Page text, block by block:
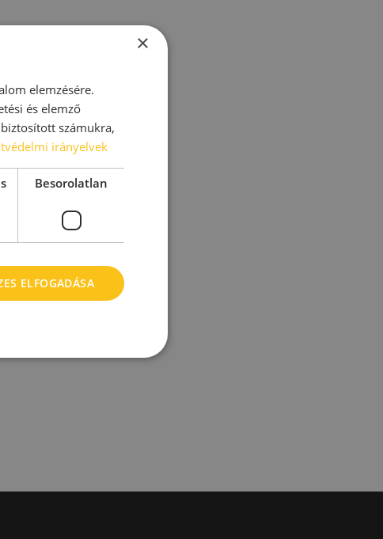
×
elemzésére.
és elemző
számukra,
irányelvek
Besorolatlan
ELFOGADÁSA